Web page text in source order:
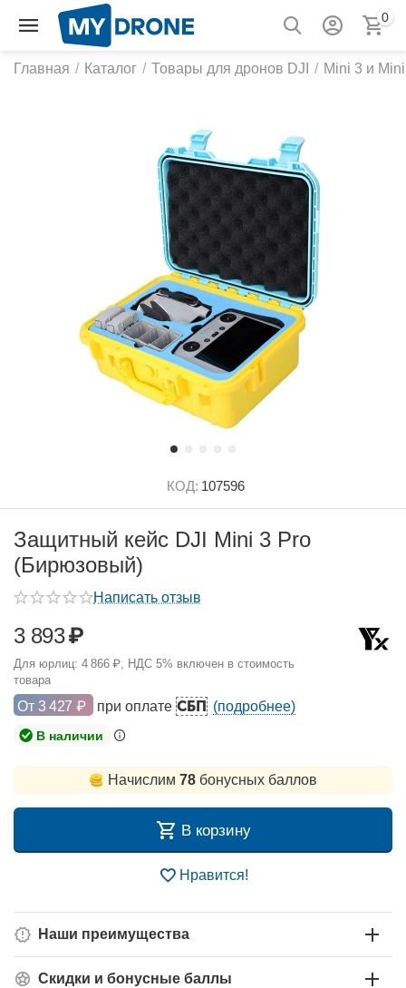
0
Главная / Каталог / Товары для дронов DJI / Mini 3 и
КОД: 107596
Защитный кейс DJI Mini 3 Pro
(Бирюзовый)
Написать отзыв
3 893₽
Для юрлиц: 4 866 ₽, НДС 5% включен в стоимость
товара
От 3 427 ₽ при оплате СБП (подробнее)
В наличии
Начислим 78бонусных баллов
В корзину
Нравится!
Наши преимущества
Скидки и бонусные баллы